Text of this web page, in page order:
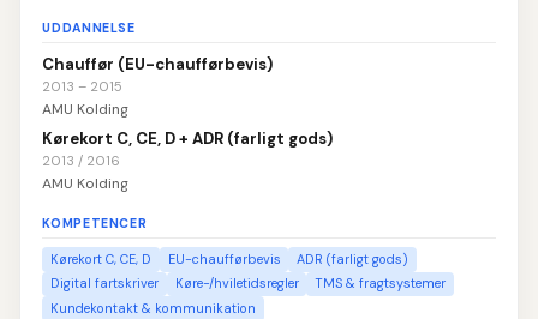
UDDANNELSE
Chauffør (EU-chaufførbevis)
2013 – 2015
AMU Kolding
Kørekort C, CE, D + ADR (farligt gods)
2013 / 2016
AMU Kolding
KOMPETENCER
Kørekort C, CE, D EU-chaufførbevis
ADR (farligt gods)
Digital fartskriver
Køre-/hviletidsregler
TMS & fragtsystemer
Kundekontakt & kommunikation